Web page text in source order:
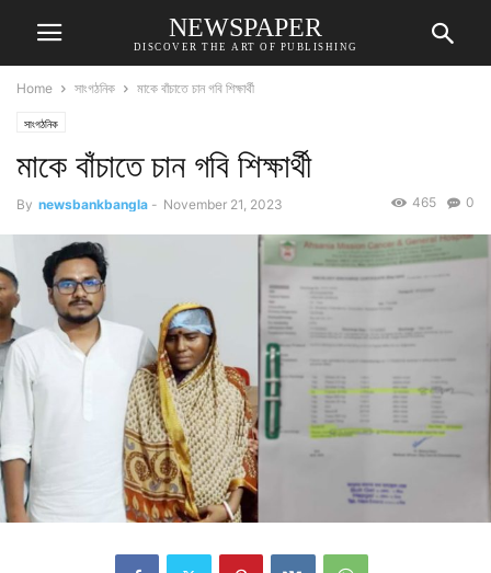
NEWSPAPER
DISCOVER THE ART OF PUBLISHING
Home সাংগঠনিক মাকে বাঁচাতে চান গবি শিক্ষার্থী
সাংগঠনিক
মাকে বাঁচাতে চান গবি শিক্ষার্থী
By newsbankbangla - November 21, 2023 0
465